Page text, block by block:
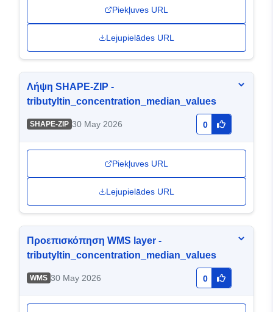
Piekļuves URL
Lejupielādes URL
Λήψη SHAPE-ZIP -
tributyltin_concentration_median_values
SHAPE-ZIP 30 May 2026 0
Piekļuves URL
Lejupielādes URL
Προεπισκόπηση WMS layer -
tributyltin_concentration_median_values
WMS 30 May 2026 0